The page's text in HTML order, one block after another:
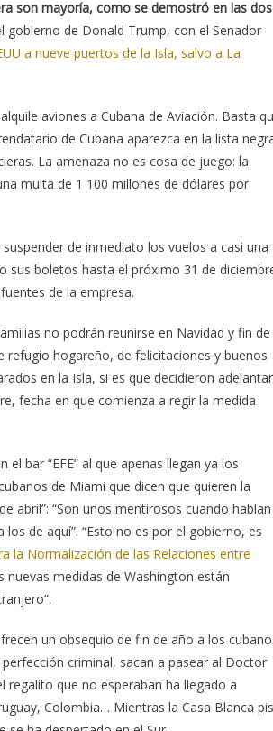
son mayoría, como se demostró en las dos
gobierno de Donald Trump, con el Senador
a nueve puertos de la Isla, salvo a La
aviones a Cubana de Aviación. Basta
de Cubana aparezca en la lista
La amenaza no es cosa de juego: la
multa de 1 100 millones de dólares por
de inmediato los vuelos a casi una
sus boletos hasta el próximo 31 de
de la empresa.
no podrán reunirse en Navidad y fin de
hogareño, de felicitaciones y buenos
en la Isla, si es que decidieron adelantar
fecha en que comienza a regir la medida
bar “EFE” al que apenas llegan ya los
de Miami que dicen que quieren la
abril”: “Son unos mentirosos cuando hablan
de aquí”. “Esto no es por el gobierno, es
la Normalización de las Relaciones entre
medidas de Washington están
un obsequio de fin de año a los
criminal, sacan a pasear al Doctor
regalito que no esperaban ha llegado a
Colombia… Mientras la Casa Blanca